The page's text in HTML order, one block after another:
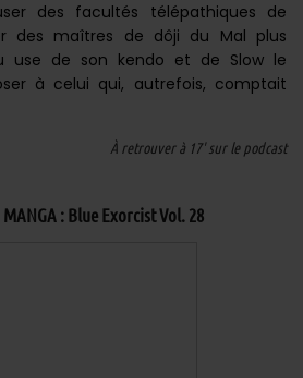
des facultés télépathiques de
des maîtres de dôji du Mal plus
use de son kendo et de Slow le
à celui qui, autrefois, comptait
À retrouver à 17' sur le podcast
MANGA : Blue Exorcist Vol. 28